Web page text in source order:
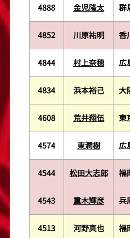
4888 金児隆太 群
4852 川原祐明 香
4844 村上奈穂 広
4834 浜本裕己 大
4608 荒井翔伍 東
4574 東潤樹 広
4544 松田大志郎 福
4543 重木輝彦 兵
4513 河野真也 福